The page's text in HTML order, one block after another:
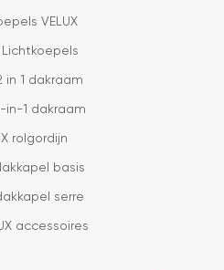
VELUX
Lichtkoepels
in 1 dakraam
in-1 dakraam
rolgordijn
basis
serre
accessoires